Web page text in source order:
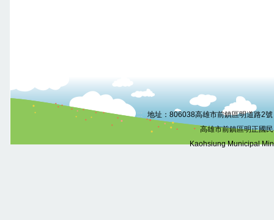
:::
地址：806038高雄市前鎮區明道路2
高雄市前鎮區明正國
Kaohsiung Municipal